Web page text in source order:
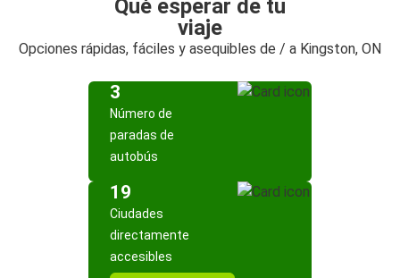
Qué esperar de tu
viaje
Opciones rápidas, fáciles y asequibles de / a Kingston, ON
3
Número de
paradas de
autobús
19
Ciudades
directamente
accesibles